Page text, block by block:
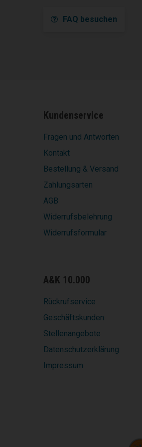
FAQ besuchen
Kundenservice
Fragen und Antworten
Kontakt
Bestellung & Versand
Zahlungsarten
AGB
Widerrufsbelehrung
Widerrufsformular
A&K 10.000
Rückrufservice
Geschäftskunden
Stellenangebote
Datenschutzerklärung
Impressum